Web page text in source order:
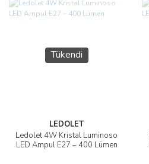
Tükendi
LEDOLET
Ledolet 4W Kristal Luminoso
LED Ampul E27 – 400 Lümen